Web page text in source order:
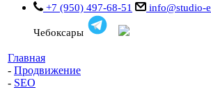
+7 (950) 497-68-51 info@studio-
Чебоксары
Главная
- Продвижение
- SEO